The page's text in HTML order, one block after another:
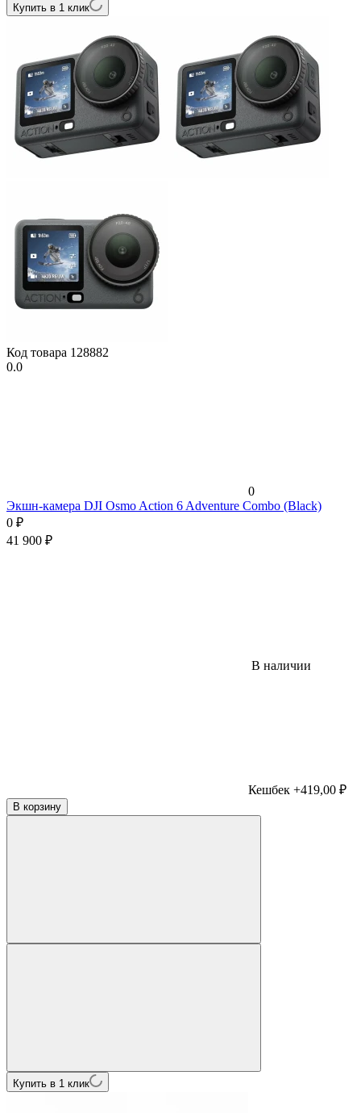
Купить в 1 клик
Код товара 128882
0.0
0
Экшн-камера DJI Osmo Action 6 Adventure Combo (Black)
0 ₽
41 900 ₽
В наличии
Кешбек +419,00 ₽
В корзину
Купить в 1 клик